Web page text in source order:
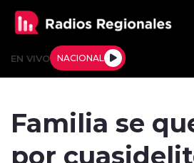
EN VIVO NACIONAL
Familia se
por